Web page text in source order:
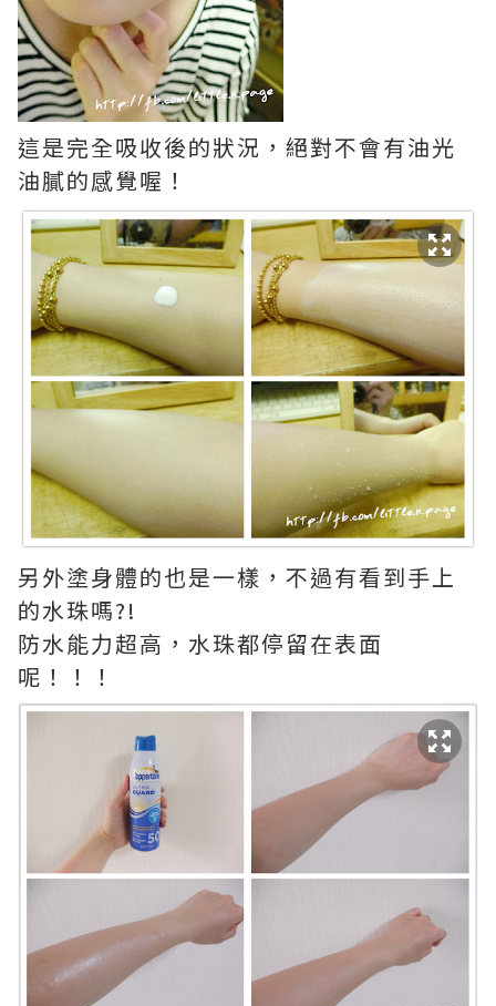
這是完全吸收後的狀況，絕對不會有油光
油膩的感覺喔！
另外塗身體的也是一樣，不過有看到手上
的水珠嗎?!
防水能力超高，水珠都停留在表面
呢！！！